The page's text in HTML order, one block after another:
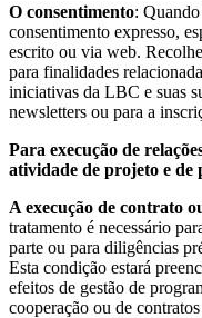
O consentimento:
consentimento expresso,
escrito ou via web.
para finalidades
iniciativas da LBC e suas
newsletters ou para a
Para execução de
atividade de projeto e de
A execução de contrato
tratamento é necessário
parte ou para diligências
Esta condição estará
efeitos de gestão de
cooperação ou de